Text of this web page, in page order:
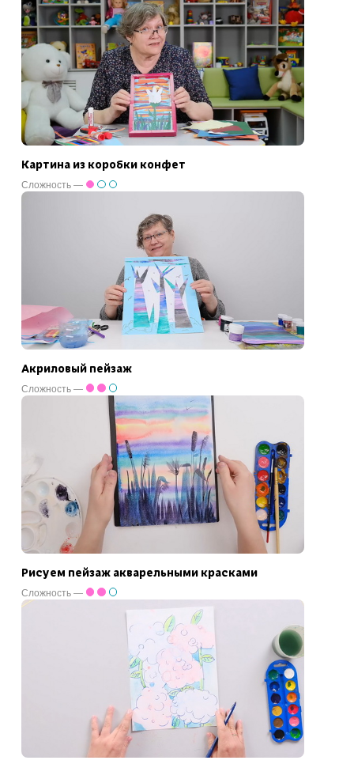
Картина из коробки конфет
Сложность —
Акриловый пейзаж
Сложность —
Рисуем пейзаж акварельными красками
Сложность —